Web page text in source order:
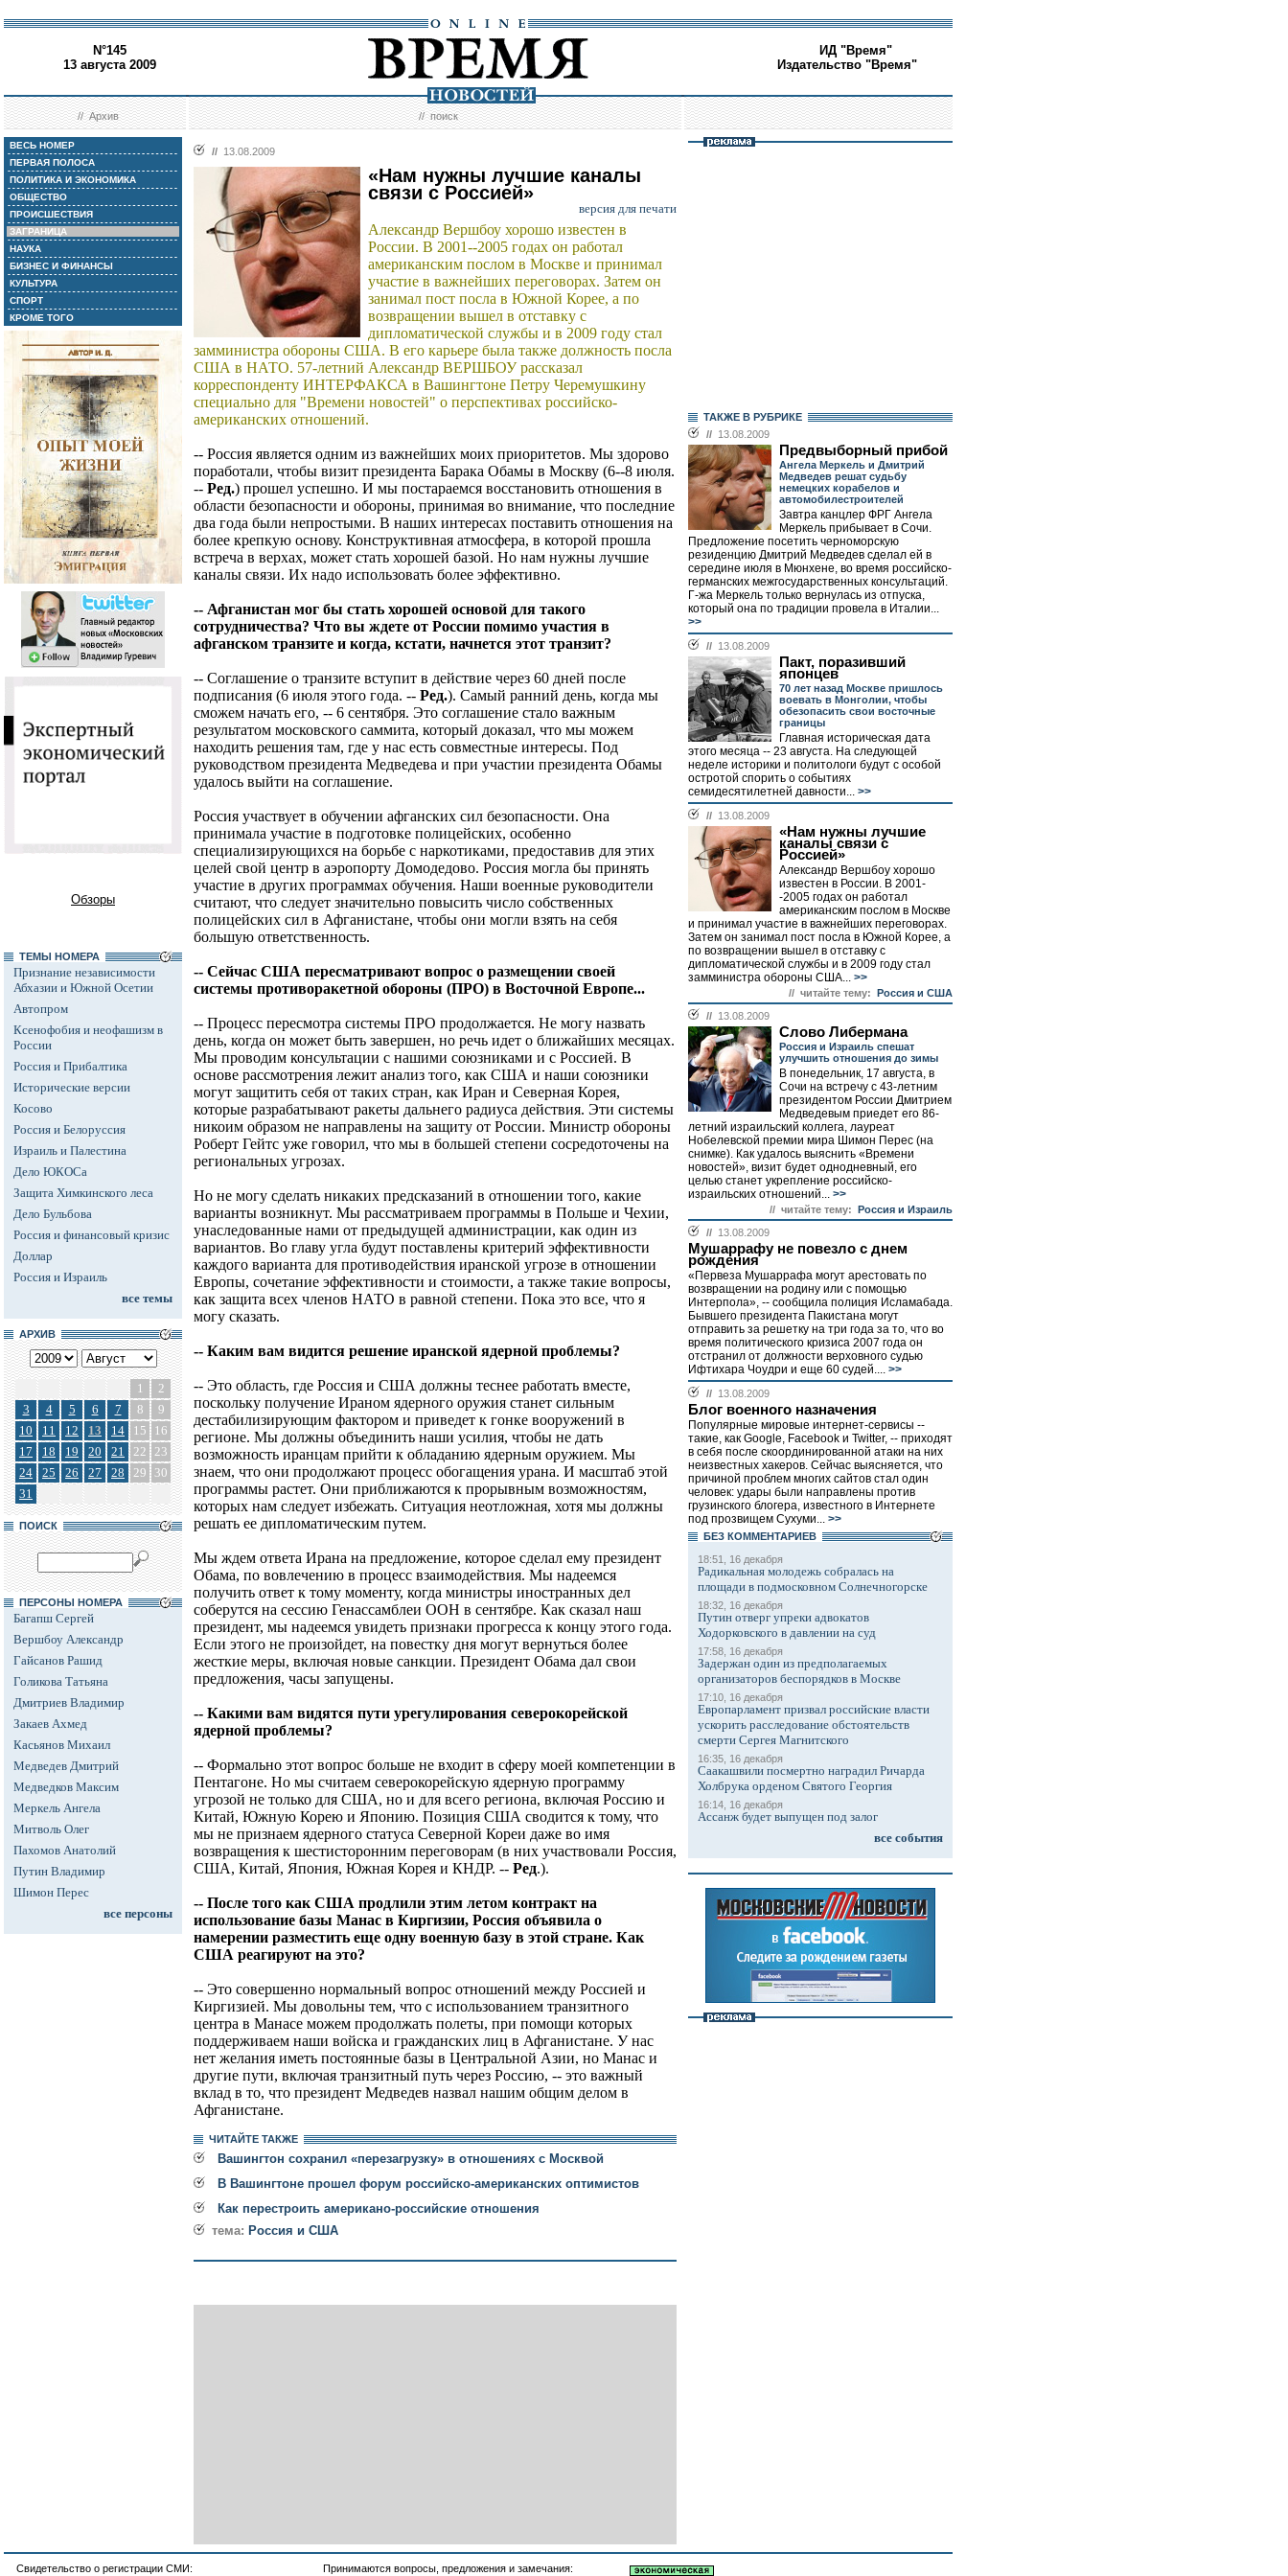
N°145
13 августа 2009
ИД "Время"
Издательство "Время"
//Архив //поиск
ВЕСЬ НОМЕР
ПЕРВАЯ ПОЛОСА
ПОЛИТИКА И ЭКОНОМИКА
ОБЩЕСТВО
ПРОИСШЕСТВИЯ
ЗАГРАНИЦА
НАУКА
БИЗНЕС И ФИНАНСЫ
КУЛЬТУРА
СПОРТ
КРОМЕ ТОГО
Обзоры
ТЕМЫ НОМЕРА
Признание независимости
Абхазии и Южной Осетии
Автопром
Ксенофобия и неофашизм в
России
Россия и Прибалтика
Исторические версии
Косово
Россия и Белоруссия
Израиль и Палестина
Дело ЮКОСа
Защита Химкинского леса
Дело Бульбова
Россия и финансовый кризис
Доллар
Россия и Израиль
все темы
АРХИВ
1
2
3
4 5 6 7 8
9
10
11 12 13 14 15
16
17
18 19 20 21 22 23
24
25 26 27 28 29
30
31
ПОИСК
ПЕРСОНЫ НОМЕРА
Багапш Сергей
Вершбоу Александр
Гайсанов Рашид
Голикова Татьяна
Дмитриев Владимир
Закаев Ахмед
Касьянов Михаил
Медведев Дмитрий
Медведков Максим
Меркель Ангела
Митволь Олег
Пахомов Анатолий
Путин Владимир
Шимон Перес
все персоны
// 13.08.2009
«Нам нужны лучшие каналы
связи с Россией»
версия для печати
Александр Вершбоу хорошо известен в
России. В 2001--2005 годах он работал
американским послом в Москве и принимал
участие в важнейших переговорах. Затем он
занимал пост посла в Южной Корее, а по
возвращении вышел в отставку с
дипломатической службы и в 2009 году стал
замминистра обороны США. В его карьере была также должность посла
США в НАТО. 57-летний Александр ВЕРШБОУ рассказал
корреспонденту ИНТЕРФАКСА в Вашингтоне Петру Черемушкину
специально для "Времени новостей" о перспективах российско-
американских отношений.
-- Россия является одним из важнейших моих приоритетов. Мы здорово
поработали, чтобы визит президента Барака Обамы в Москву (6--8 июля.
-- Ред.) прошел успешно. И мы постараемся восстановить отношения в
области безопасности и обороны, принимая во внимание, что последние
два года были непростыми. В наших интересах поставить отношения на
более крепкую основу. Конструктивная атмосфера, в которой прошла
встреча в верхах, может стать хорошей базой. Но нам нужны лучшие
каналы связи. Их надо использовать более эффективно.
-- Афганистан мог бы стать хорошей основой для такого
сотрудничества? Что вы ждете от России помимо участия в
афганском транзите и когда, кстати, начнется этот транзит?
-- Соглашение о транзите вступит в действие через 60 дней после
подписания (6 июля этого года. -- Ред.). Самый ранний день, когда мы
сможем начать его, -- 6 сентября. Это соглашение стало важным
результатом московского саммита, который доказал, что мы можем
находить решения там, где у нас есть совместные интересы. Под
руководством президента Медведева и при участии президента Обамы
удалось выйти на соглашение.
Россия участвует в обучении афганских сил безопасности. Она
принимала участие в подготовке полицейских, особенно
специализирующихся на борьбе с наркотиками, предоставив для этих
целей свой центр в аэропорту Домодедово. Россия могла бы принять
участие в других программах обучения. Наши военные руководители
считают, что следует значительно повысить число собственных
полицейских сил в Афганистане, чтобы они могли взять на себя
большую ответственность.
-- Сейчас США пересматривают вопрос о размещении своей
системы противоракетной обороны (ПРО) в Восточной Европе...
-- Процесс пересмотра системы ПРО продолжается. Не могу назвать
день, когда он может быть завершен, но речь идет о ближайших месяцах.
Мы проводим консультации с нашими союзниками и с Россией. В
основе рассмотрения лежит анализ того, как США и наши союзники
могут защитить себя от таких стран, как Иран и Северная Корея,
которые разрабатывают ракеты дальнего радиуса действия. Эти системы
никоим образом не направлены на защиту от России. Министр обороны
Роберт Гейтс уже говорил, что мы в большей степени сосредоточены на
региональных угрозах.
Но не могу сделать никаких предсказаний в отношении того, какие
варианты возникнут. Мы рассматриваем программы в Польше и Чехии,
унаследованные нами от предыдущей администрации, как один из
вариантов. Во главу угла будут поставлены критерий эффективности
каждого варианта для противодействия иранской угрозе в отношении
Европы, сочетание эффективности и стоимости, а также такие вопросы,
как защита всех членов НАТО в равной степени. Пока это все, что я
могу сказать.
-- Каким вам видится решение иранской ядерной проблемы?
-- Это область, где Россия и США должны теснее работать вместе,
поскольку получение Ираном ядерного оружия станет сильным
дестабилизирующим фактором и приведет к гонке вооружений в
регионе. Мы должны объединить наши усилия, чтобы не дать
возможность иранцам прийти к обладанию ядерным оружием. Мы
знаем, что они продолжают процесс обогащения урана. И масштаб этой
программы растет. Они приближаются к прорывным возможностям,
которых нам следует избежать. Ситуация неотложная, хотя мы должны
решать ее дипломатическим путем.
Мы ждем ответа Ирана на предложение, которое сделал ему президент
Обама, по вовлечению в процесс взаимодействия. Мы надеемся
получить ответ к тому моменту, когда министры иностранных дел
соберутся на сессию Генассамблеи ООН в сентябре. Как сказал наш
президент, мы надеемся увидеть признаки прогресса к концу этого года.
Если этого не произойдет, на повестку дня могут вернуться более
жесткие меры, включая новые санкции. Президент Обама дал свои
предложения, часы запущены.
-- Какими вам видятся пути урегулирования северокорейской
ядерной проблемы?
-- Формально этот вопрос больше не входит в сферу моей компетенции в
Пентагоне. Но мы считаем северокорейскую ядерную программу
угрозой не только для США, но и для всего региона, включая Россию и
Китай, Южную Корею и Японию. Позиция США сводится к тому, что
мы не признаем ядерного статуса Северной Кореи даже во имя
возвращения к шестисторонним переговорам (в них участвовали Россия,
США, Китай, Япония, Южная Корея и КНДР. -- Ред.).
-- После того как США продлили этим летом контракт на
использование базы Манас в Киргизии, Россия объявила о
намерении разместить еще одну военную базу в этой стране. Как
США реагируют на это?
-- Это совершенно нормальный вопрос отношений между Россией и
Киргизией. Мы довольны тем, что с использованием транзитного
центра в Манасе можем продолжать полеты, при помощи которых
поддерживаем наши войска и гражданских лиц в Афганистане. У нас
нет желания иметь постоянные базы в Центральной Азии, но Манас и
другие пути, включая транзитный путь через Россию, -- это важный
вклад в то, что президент Медведев назвал нашим общим делом в
Афганистане.
ЧИТАЙТЕ ТАКЖЕ
Вашингтон сохранил «перезагрузку» в отношениях с Москвой
В Вашингтоне прошел форум российско-американских оптимистов
Как перестроить американо-российские отношения
тема: Россия и США
ТАКЖЕ В РУБРИКЕ
// 13.08.2009
Предвыборный прибой
Ангела Меркель и Дмитрий
Медведев решат судьбу
немецких корабелов и
автомобилестроителей
Завтра канцлер ФРГ Ангела
Меркель прибывает в Сочи.
Предложение посетить черноморскую
резиденцию Дмитрий Медведев сделал ей в
середине июля в Мюнхене, во время российско-
германских межгосударственных консультаций.
Г-жа Меркель только вернулась из отпуска,
который она по традиции провела в Италии...
>>
// 13.08.2009
Пакт, поразивший
японцев
70 лет назад Москве пришлось
воевать в Монголии, чтобы
обезопасить свои восточные
границы
Главная историческая дата
этого месяца -- 23 августа. На следующей
неделе историки и политологи будут с особой
остротой спорить о событиях
семидесятилетней давности... >>
// 13.08.2009
«Нам нужны лучшие
каналы связи с
Россией»
Александр Вершбоу хорошо
известен в России. В 2001-
-2005 годах он работал
американским послом в Москве
и принимал участие в важнейших переговорах.
Затем он занимал пост посла в Южной Корее, а
по возвращении вышел в отставку с
дипломатической службы и в 2009 году стал
замминистра обороны США... >>
// читайте тему: Россия и США
// 13.08.2009
Слово Либермана
Россия и Израиль спешат
улучшить отношения до зимы
В понедельник, 17 августа, в
Сочи на встречу с 43-летним
президентом России Дмитрием
Медведевым приедет его 86-
летний израильский коллега, лауреат
Нобелевской премии мира Шимон Перес (на
снимке). Как удалось выяснить «Времени
новостей», визит будет однодневный, его
целью станет укрепление российско-
израильских отношений... >>
// читайте тему: Россия и Израиль
// 13.08.2009
Мушаррафу не повезло с днем
рождения
«Первеза Мушаррафа могут арестовать по
возвращении на родину или с помощью
Интерпола», -- сообщила полиция Исламабада.
Бывшего президента Пакистана могут
отправить за решетку на три года за то, что во
время политического кризиса 2007 года он
отстранил от должности верховного судью
Ифтихара Чоудри и еще 60 судей.... >>
// 13.08.2009
Блог военного назначения
Популярные мировые интернет-сервисы --
такие, как Google, Facebook и Twitter, -- приходят
в себя после скоординированной атаки на них
неизвестных хакеров. Сейчас выясняется, что
причиной проблем многих сайтов стал один
человек: удары были направлены против
грузинского блогера, известного в Интернете
под прозвищем Cyxyми... >>
БЕЗ КОМMЕНТАРИЕВ
18:51, 16 декабря
Радикальная молодежь собралась на
площади в подмосковном Солнечногорске
18:32, 16 декабря
Путин отверг упреки адвокатов
Ходорковского в давлении на суд
17:58, 16 декабря
Задержан один из предполагаемых
организаторов беспорядков в Москве
17:10, 16 декабря
Европарламент призвал российские власти
ускорить расследование обстоятельств
смерти Сергея Магнитского
16:35, 16 декабря
Саакашвили посмертно наградил Ричарда
Холбрука орденом Святого Георгия
16:14, 16 декабря
Ассанж будет выпущен под залог
все события
Свидетельство о регистрации СМИ:
Принимаются вопросы, предложения и замечания: